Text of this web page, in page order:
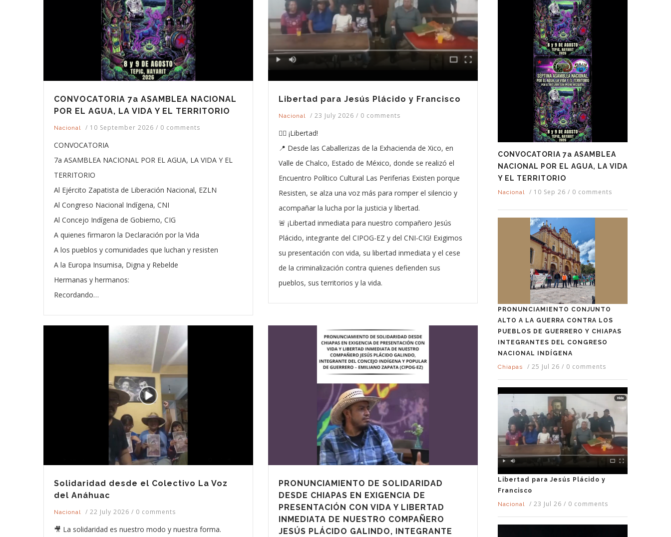
CONVOCATORIA 7a ASAMBLEA NACIONAL
POR EL AGUA, LA VIDA Y EL TERRITORIO
Nacional / 10 September 2026 / 0 comments
CONVOCATORIA
7a ASAMBLEA NACIONAL POR EL AGUA, LA VIDA Y EL
TERRITORIO
Al Ejército Zapatista de Liberación Nacional, EZLN
Al Congreso Nacional Indígena, CNI
Al Concejo Indígena de Gobierno, CIG
A quienes firmaron la Declaración por la Vida
A los pueblos y comunidades que luchan y resisten
A la Europa Insumisa, Digna y Rebelde
Hermanas y hermanos:
Recordando…
Libertad para Jesús Plácido y Francisco
Nacional / 23 July 2026 / 0 comments
✊🏽 ¡Libertad!
📍 Desde las Caballerizas de la Exhacienda de Xico, en
Valle de Chalco, Estado de México, donde se realizó el
Encuentro Político Cultural Las Periferias Existen porque
Resisten, se alza una voz más para romper el silencio y
acompañar la lucha por la justicia y libertad.
🚨 ¡Libertad inmediata para nuestro compañero Jesús
Plácido, integrante del CIPOG-EZ y del CNI-CIG! Exigimos
su presentación con vida, su libertad inmediata y el cese
de la criminalización contra quienes defienden sus
pueblos, sus territorios y la vida.
Solidaridad desde el Colectivo La Voz
del Anáhuac
Nacional / 22 July 2026 / 0 comments
🎥 La solidaridad es nuestro modo y nuestra forma.
PRONUNCIAMIENTO DE SOLIDARIDAD
DESDE CHIAPAS EN EXIGENCIA DE
PRESENTACIÓN CON VIDA Y LIBERTAD
INMEDIATA DE NUESTRO COMPAÑERO
JESÚS PLÁCIDO GALINDO, INTEGRANTE
CONVOCATORIA 7a ASAMBLEA
NACIONAL POR EL AGUA, LA VIDA
Y EL TERRITORIO
Nacional / 10 Sep 26 / 0 comments
PRONUNCIAMIENTO CONJUNTO
ALTO A LA GUERRA CONTRA LOS
PUEBLOS DE GUERRERO Y CHIAPAS
INTEGRANTES DEL CONGRESO
NACIONAL INDÍGENA
Chiapas
/ 25 Jul 26 / 0 comments
Libertad para Jesús Plácido y
Francisco
Nacional
/ 23 Jul 26 / 0 comments